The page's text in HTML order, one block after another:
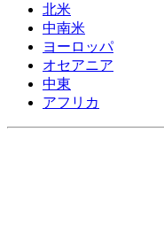
北米
中南米
ヨーロッパ
オセアニア
中東
アフリカ